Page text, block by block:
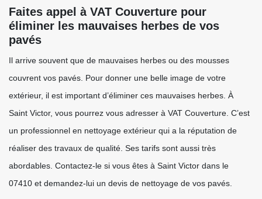
Faites appel à VAT Couverture pour
éliminer les mauvaises herbes de vos
pavés
Il arrive souvent que de mauvaises herbes ou des mousses
couvrent vos pavés. Pour donner une belle image de votre
extérieur, il est important d’éliminer ces mauvaises herbes. À
Saint Victor, vous pourrez vous adresser à VAT Couverture. C’est
un professionnel en nettoyage extérieur qui a la réputation de
réaliser des travaux de qualité. Ses tarifs sont aussi très
abordables. Contactez-le si vous êtes à Saint Victor dans le
07410 et demandez-lui un devis de nettoyage de vos pavés.